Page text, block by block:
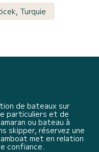
Turquie
de bateaux sur
particuliers et de
ou bateau à
skipper, réservez une
met en relation
confiance.